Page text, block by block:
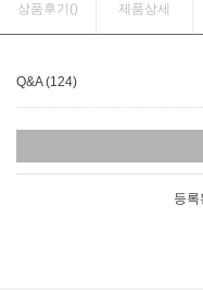
상품후기() 제품상세
Q&A (124)
등록